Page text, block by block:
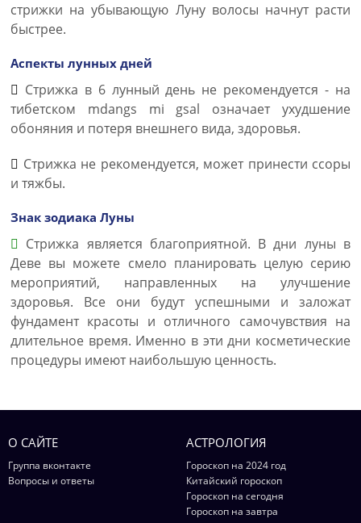
стрижки на убывающую Луну волосы начнут расти
быстрее.
Аспекты лунных дней
Стрижка в 6 лунный день не рекомендуется - на
тибетском mdangs mi gsal означает ухудшение
обоняния и потеря внешнего вида, здоровья.
Стрижка не рекомендуется, может принести ссоры
и тяжбы.
Знак зодиака Луны
Стрижка является благоприятной. В дни луны в
Деве вы можете смело планировать целую серию
мероприятий, направленных на улучшение
здоровья. Все они будут успешными и заложат
фундамент красоты и отличного самочувствия на
длительное время. Именно в эти дни косметические
процедуры имеют наибольшую ценность.
О САЙТЕ
Группа вконтакте
Вопросы и ответы
АСТРОЛОГИЯ
Гороскоп на 2024 год
Китайский гороскоп
Гороскоп на сегодня
Гороскоп на завтра